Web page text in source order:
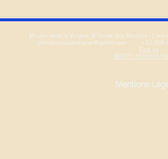
Moulin sous la Vergne, 8 Route des Moulins -
moulinsouslavergne@gmail.com +33 (0)6 40
Find us
SIRET :
Mentions